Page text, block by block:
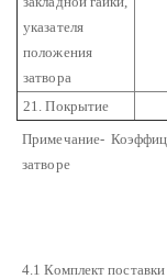
указателя
положения
затвора
21. Покрытие
Примечание-
затворе
4.1 Комплект